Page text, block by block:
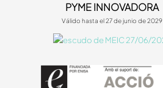
PYME INNOVADORA
Válido hasta el 27 de junio de 2029